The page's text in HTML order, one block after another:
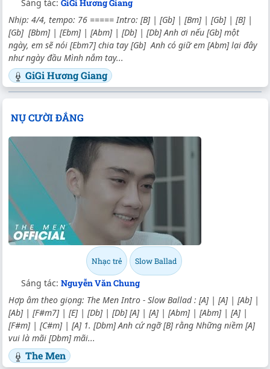
Sáng tác: GiGi Hương Giang
Nhịp: 4/4, tempo: 76 ===== Intro: [B] | [Gb] | [Bm] | [Gb] | [B] |
[Gb] [Bbm] | [Ebm] | [Abm] | [Db] | [Db] Anh ơi nếu [Gb] một
ngày, em sẽ nói [Ebm7] chia tay [Gb] Anh có giữ em [Abm] lại đây
như ngày đầu Mình nắm tay...
GiGi Hương Giang
NỤ CƯỜI ĐẮNG
Nhạc trẻ Slow Ballad
Sáng tác: Nguyễn Văn Chung
Hợp âm theo giọng: The Men Intro - Slow Ballad : [A] | [A] | [Ab] |
[Ab] | [F#m7] | [E] | [Db] | [Db] [A] | [A] | [Abm] | [Abm] | [A] |
[F#m] | [C#m] | [A] 1. [Dbm] Anh cứ ngỡ [B] rằng Những niềm [A]
vui là mãi [Dbm] mãi...
The Men